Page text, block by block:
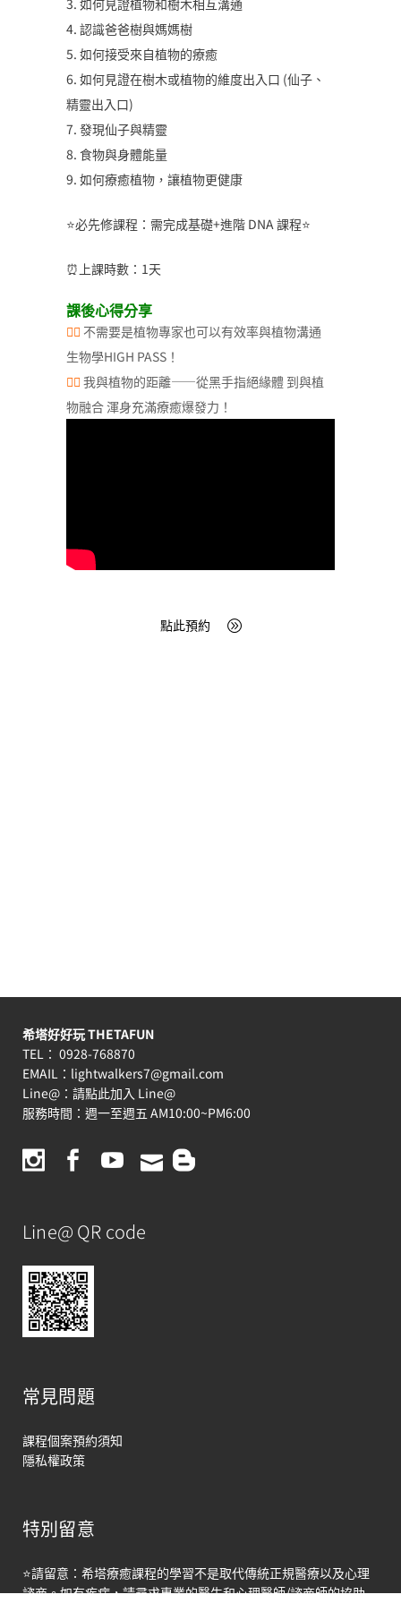
3. 如何見證植物和樹木相互溝通
4. 認識爸爸樹與媽媽樹
5. 如何接受來自植物的療癒
6. 如何見證在樹木或植物的維度出入口 (仙子、
精靈出入口)
7. 發現仙子與精靈
8. 食物與身體能量
9. 如何療癒植物，讓植物更健康
⭐️必先修課程：需完成基礎+進階 DNA 課程⭐️
⏰上課時數：1天
課後心得分享
👉🏻 不需要是植物專家也可以有效率與植物溝通
生物學HIGH PASS！
👉🏻 我與植物的距離——從黑手指絕緣體 到與植
物融合 渾身充滿療癒爆發力！
點此預約
希塔好好玩 THETAFUN
TEL： 0928-768870
EMAIL： lightwalkers7@gmail.com
Line@： 請點此加入 Line@
服務時間：週一至週五 AM10:00~PM6:00
Line@ QR code
常見問題
課程個案預約須知
隱私權政策
特別留意
⭐請留意：希塔療癒課程的學習不是取代傳統正規醫療以及心理
諮商。如有疾病，請尋求專業的醫生和心理醫師/諮商師的協助
Open
chaty